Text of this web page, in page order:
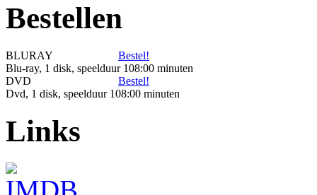
Bestellen
BLURAY
Bestel!
Blu-ray, 1 disk, speelduur 108:00 minuten
DVD
Bestel!
Dvd, 1 disk, speelduur 108:00 minuten
Links